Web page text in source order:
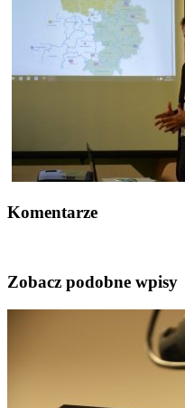
Komentarze
Zobacz podobne wpisy